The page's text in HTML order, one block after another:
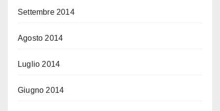
Settembre 2014
Agosto 2014
Luglio 2014
Giugno 2014